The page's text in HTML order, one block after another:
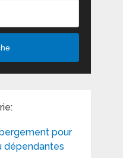
pour
dépendantes